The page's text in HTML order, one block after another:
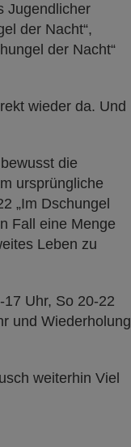
Jugendlicher
der Nacht“,
der Nacht“
wieder da. Und
die
ursprüngliche
„Im Dschungel
Fall eine Menge
Leben zu
Uhr, So 20-22
und Wiederholung
weiterhin Viel